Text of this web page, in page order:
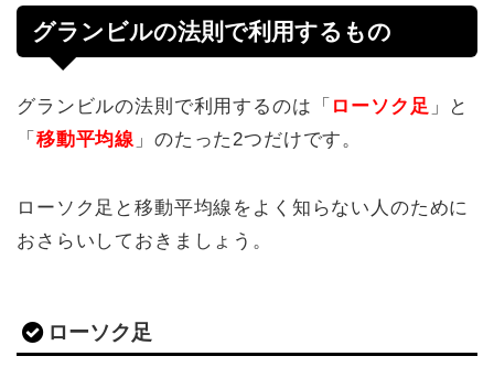
グランビルの法則で利用するもの
グランビルの法則で利用するのは「 ローソク足 」と
「 移動平均線 」のたった2つだけです。
ローソク足と移動平均線をよく知らない人のために
おさらいしておきましょう。
ローソク足